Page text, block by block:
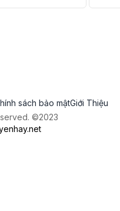
sách bảo mậtGiới Thiệu
©2023